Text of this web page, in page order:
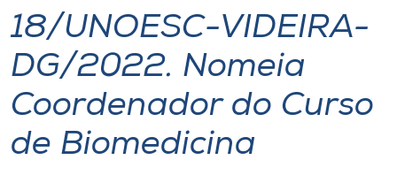
I.nova
Diplomados
Cultura
18/UNOESC-VIDEIRA-
DG/2022. Nomeia
Coordenador do Curso
de Biomedicina